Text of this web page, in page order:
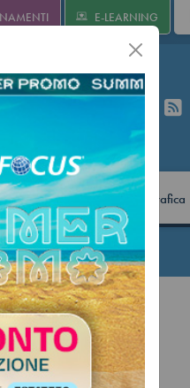
E-LEARNING
Revisione Infografica